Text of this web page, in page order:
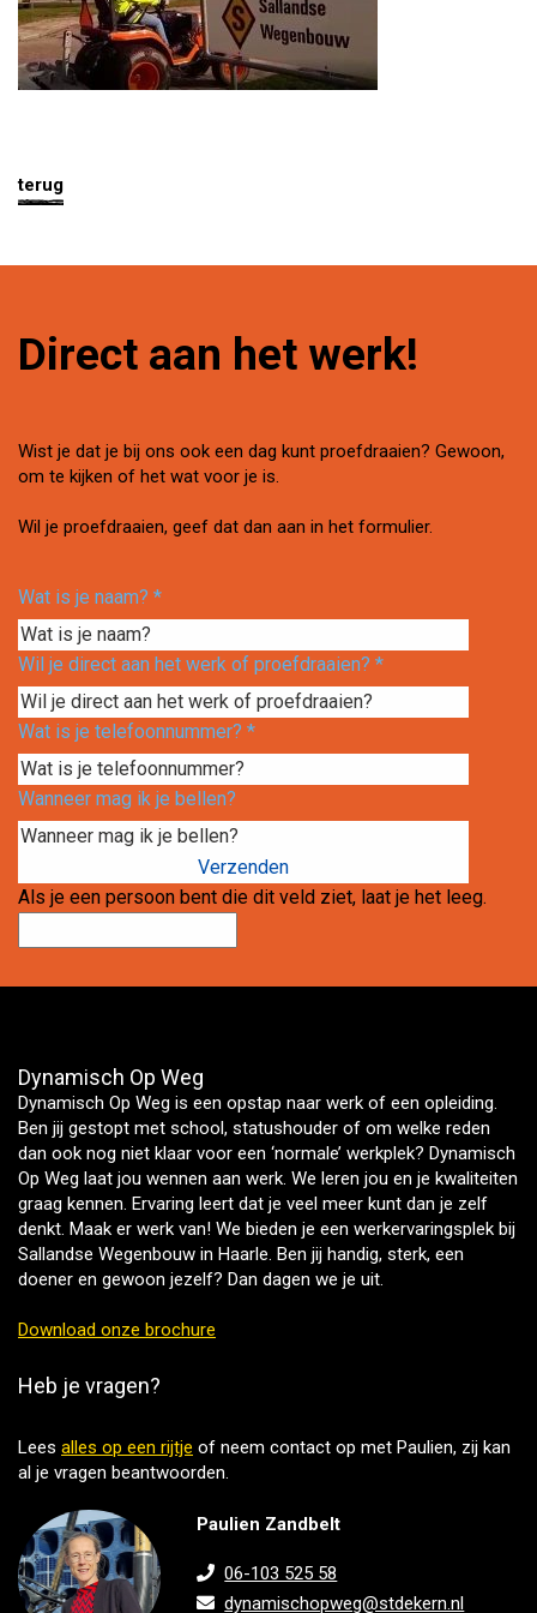
terug
Direct aan het werk!
Wist je dat je bij ons ook een dag kunt proefdraaien? Gewoon,
om te kijken of het wat voor je is.
Wil je proefdraaien, geef dat dan aan in het formulier.
Wat is je naam? *
Wil je direct aan het werk of proefdraaien? *
Wat is je telefoonnummer? *
Wanneer mag ik je bellen?
Als je een persoon bent die dit veld ziet, laat je het leeg.
Dynamisch Op Weg
Dynamisch Op Weg is een opstap naar werk of een opleiding.
Ben jij gestopt met school, statushouder of om welke reden
dan ook nog niet klaar voor een ‘normale’ werkplek? Dynamisch
Op Weg laat jou wennen aan werk. We leren jou en je kwaliteiten
graag kennen. Ervaring leert dat je veel meer kunt dan je zelf
denkt. Maak er werk van! We bieden je een werkervaringsplek bij
Sallandse Wegenbouw in Haarle. Ben jij handig, sterk, een
doener en gewoon jezelf? Dan dagen we je uit.
Download onze brochure
Heb je vragen?
Lees alles op een rijtje of neem contact op met Paulien, zij kan
al je vragen beantwoorden.
Paulien Zandbelt
06-103 525 58
dynamischopweg@stdekern.nl